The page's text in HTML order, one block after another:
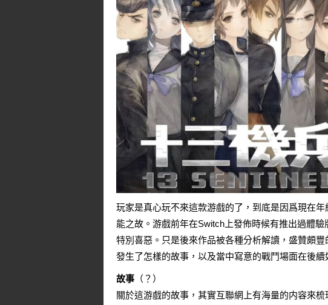
玩家是真心玩不來這款游戲的了，到底是因爲現在
能之故。游戲前年在Switch上發佈時候有推出過體
特別喜惡。只是後來作品被各種分析解讀，盛贊頗
發生了怎樣的故事，以及當中寫意的戰鬥場面在後續
故事 （？）
關於這游戲的故事，其實互聯網上有海量的内容來